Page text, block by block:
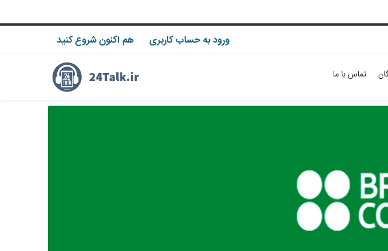
ورود به حساب کاربری هم اکنون شروع کنید
تماس با ما